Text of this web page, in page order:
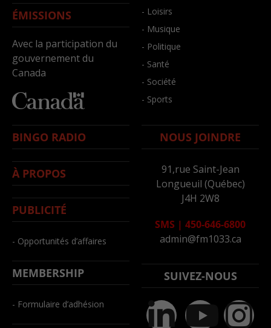
ÉMISSIONS
Avec la participation du
gouvernement du
Canada
- Loisirs
- Musique
- Politique
- Santé
- Société
- Sports
BINGO RADIO
À PROPOS
PUBLICITÉ
- Opportunités d’affaires
MEMBERSHIP
- Formulaire d’adhésion
NOUS JOINDRE
91,rue Saint-Jean
Longueuil (Québec)
J4H 2W8
SMS | 450-646-6800
admin@fm1033.ca
SUIVEZ-NOUS